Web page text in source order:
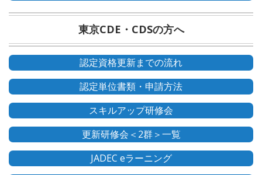
東京CDE・CDSの方へ
認定資格更新までの流れ
認定単位書類・申請方法
スキルアップ研修会
更新研修会＜2群＞一覧
JADEC eラーニング